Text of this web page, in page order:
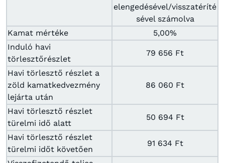
elengedésével/visszatéríté
sével számolva
Kamat mértéke
5,00%
Induló havi
törlesztőrészlet
79 656 Ft
Havi törlesztő részlet a
zöld kamatkedvezmény
lejárta után
86 060 Ft
Havi törlesztő részlet
türelmi idő alatt
50 694 Ft
Havi törlesztő részlet
türelmi időt követően
91 634 Ft